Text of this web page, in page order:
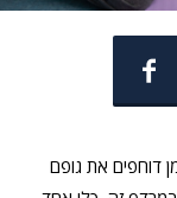
דוחפים את גופם